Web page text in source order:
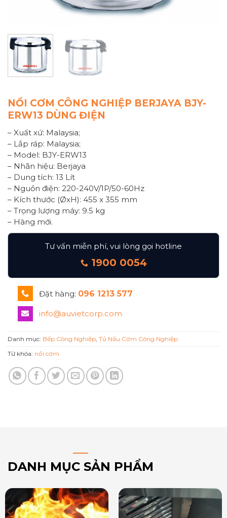
NỒI CƠM CÔNG NGHIỆP BERJAYA BJY-
ERW13 DÙNG ĐIỆN
– Xuất xứ: Malaysia;
– Lắp ráp: Malaysia;
– Model: BJY-ERW13
– Nhãn hiệu: Berjaya
– Dung tích: 13 Lít
– Nguồn điện: 220-240V/1P/50-60Hz
– Kích thước (ØxH): 455 x 355 mm
– Trọng lượng máy: 9.5 kg
– Hàng mới.
Tư vấn miễn phí, vui lòng gọi hotline
1900 0054
Đặt hàng: 096 1213 577
info@auvietcorp.com
Danh mục: Bếp Công Nghiệp Tủ Nấu Cơm Công Nghiệp
Từ khóa: nồi cơm
DANH MỤC SẢN PHẨM